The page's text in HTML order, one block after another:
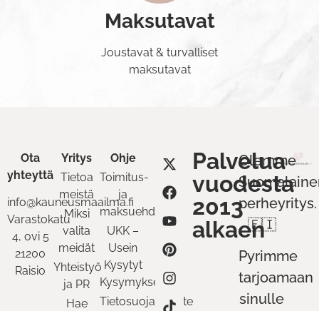
Maksutavat
Joustavat & turvalliset
maksutavat
Ota
yhteyttä
info@kauneusmaailma.fi
Varastokatu
4, ovi 5
21200
Raisio
Yritys
Tietoa
meistä
Miksi
valita
meidät
Yhteistyö
ja PR
Hae
Ohje
Toimitus-
ja
maksuehdot
UKK –
Usein
Kysytyt
Kysymykset
Tietosuojaseloste
Palvelua
vuodesta
2013
alkaen
Olemme
perheyritys.
🇫🇮
Pyrimme
tarjoamaan
sinulle